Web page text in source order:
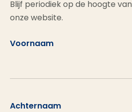
Blijf periodiek op de hoogte
onze website.
Voornaam
Achternaam